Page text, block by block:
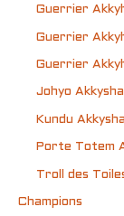
Guerrier
Guerrier
Guerrier
Johyo
Kundu
Porte Totem
Troll des
Champions